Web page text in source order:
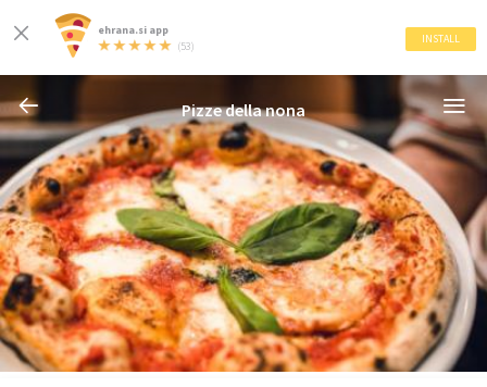
ehrana.si app
(53)
INSTALL
Pizze della nona